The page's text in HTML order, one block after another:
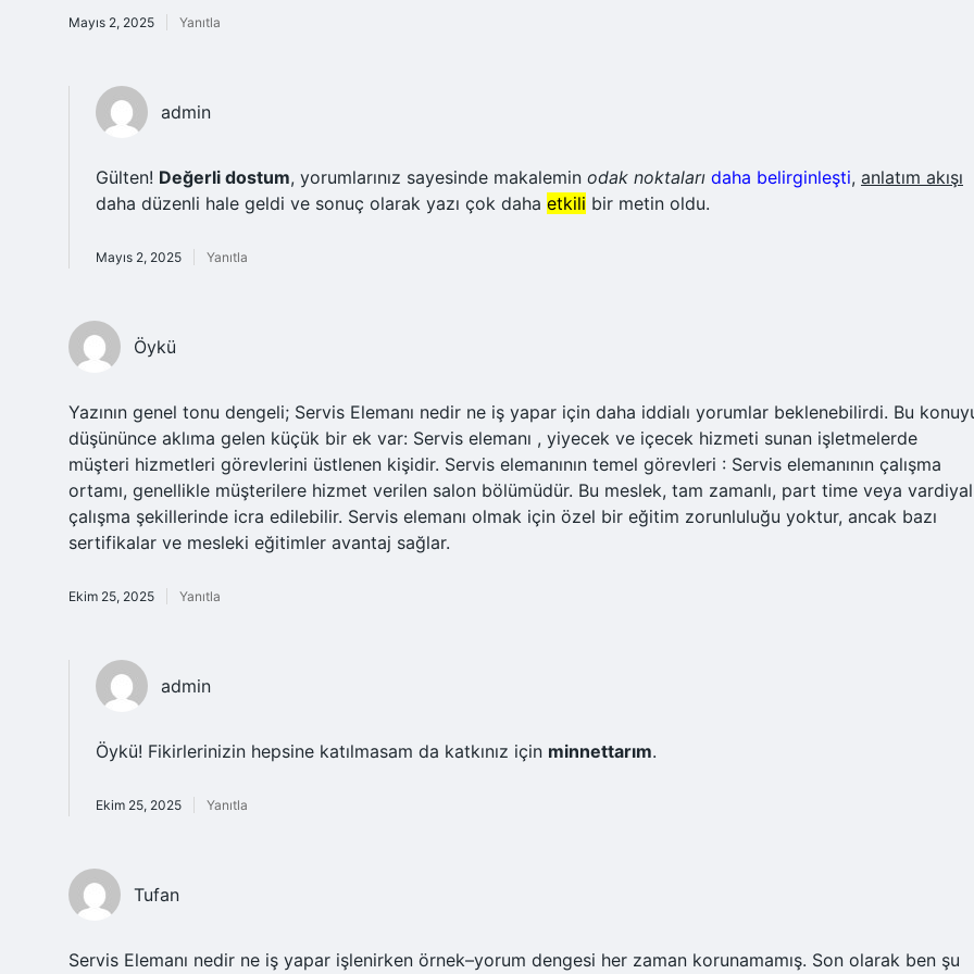
Mayıs 2, 2025 Yanıtla
admin
Gülten! Değerli dostum, yorumlarınız sayesinde makalemin odak noktaları daha belirginleşti, anlatım akışı
daha düzenli hale geldi ve sonuç olarak yazı çok daha etkili bir metin oldu.
Mayıs 2, 2025 Yanıtla
Öykü
Yazının genel tonu dengeli; Servis Elemanı nedir ne iş yapar için daha iddialı yorumlar beklenebilirdi. Bu
düşününce aklıma gelen küçük bir ek var: Servis elemanı , yiyecek ve içecek hizmeti sunan işletmelerde
müşteri hizmetleri görevlerini üstlenen kişidir. Servis elemanının temel görevleri : Servis elemanının çalışma
ortamı, genellikle müşterilere hizmet verilen salon bölümüdür. Bu meslek, tam zamanlı, part time veya
çalışma şekillerinde icra edilebilir. Servis elemanı olmak için özel bir eğitim zorunluluğu yoktur, ancak bazı
sertifikalar ve mesleki eğitimler avantaj sağlar.
Ekim 25, 2025 Yanıtla
admin
Öykü! Fikirlerinizin hepsine katılmasam da katkınız için minnettarım.
Ekim 25, 2025 Yanıtla
Tufan
Servis Elemanı nedir ne iş yapar işlenirken örnek–yorum dengesi her zaman korunamamış. Son olarak ben şu